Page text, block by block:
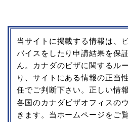
当サイトに掲載する情報は、
バイスをしたり申請結果を保
ん。カナダのビザに関するル
り、サイトにある情報の正当
任でご判断下さい。正しい情
各国のカナダビザオフィスの
きます。当ホームページをご